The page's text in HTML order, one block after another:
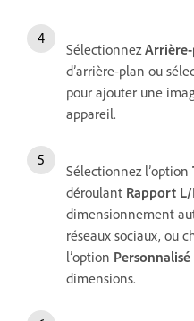
Sélectionnez
d’arrière-plan ou
pour ajouter une
appareil.
Sélectionnez l’option
déroulant Rapport
dimensionnement
réseaux sociaux, ou
l’option Personnalisé
dimensions.